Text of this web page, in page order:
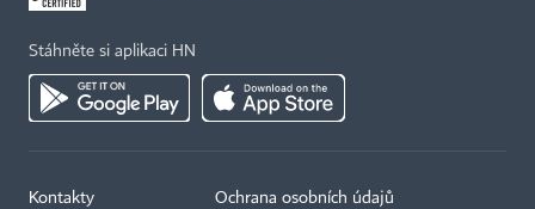
Stáhněte si aplikaci HN
Kontakty Ochrana osobních údajů